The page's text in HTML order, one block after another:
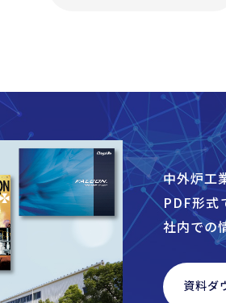
中外炉工
PDF形式
社内での
資料ダ